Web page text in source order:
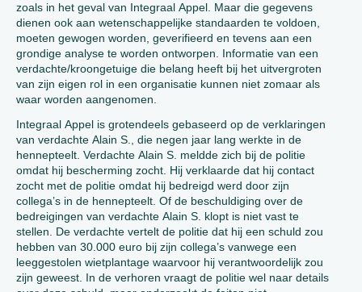
zoals in het geval van Integraal Appel. Maar die gegevens
dienen ook aan wetenschappelijke standaarden te voldoen,
moeten gewogen worden, geverifieerd en tevens aan een
grondige analyse te worden ontworpen. Informatie van een
verdachte/kroongetuige die belang heeft bij het uitvergroten
van zijn eigen rol in een organisatie kunnen niet zomaar als
waar worden aangenomen.
Integraal Appel is grotendeels gebaseerd op de verklaringen
van verdachte Alain S., die negen jaar lang werkte in de
hennepteelt. Verdachte Alain S. meldde zich bij de politie
omdat hij bescherming zocht. Hij verklaarde dat hij contact
zocht met de politie omdat hij bedreigd werd door zijn
collega’s in de hennepteelt. Of de beschuldiging over de
bedreigingen van verdachte Alain S. klopt is niet vast te
stellen. De verdachte vertelt de politie dat hij een schuld zou
hebben van 30.000 euro bij zijn collega’s vanwege een
leeggestolen wietplantage waarvoor hij verantwoordelijk zou
zijn geweest. In de verhoren vraagt de politie wel naar details